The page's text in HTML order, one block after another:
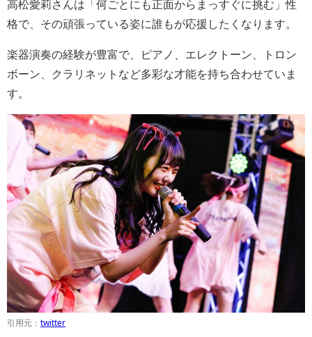
高松愛莉さんは「何ごとにも正面からまっすぐに挑む」性
格で、その頑張っている姿に誰もが応援したくなります。
楽器演奏の経験が豊富で、ピアノ、エレクトーン、トロン
ボーン、クラリネットなど多彩な才能を持ち合わせていま
す。
引用元： twitter